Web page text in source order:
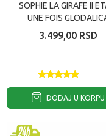
SOPHIE LA GIRAFE II
UNE FOIS
VRECICA
3.499,00 RSD
DODAJ U KORPU